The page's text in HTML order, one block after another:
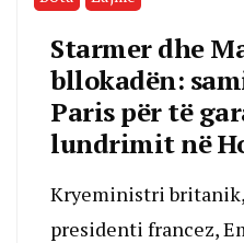
Starmer dhe
bllokadën:
Paris për të
lundrimit në
Kryeministri
presidenti francez,